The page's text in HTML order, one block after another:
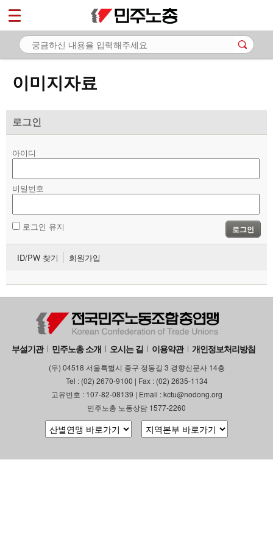
이미지자료
로그인
아이디
비밀번호
로그인 유지 로그인
ID/PW 찾기 회원가입
부설기관 민주노총 소개 오시는 길 이용약관 개인정보처리방침
(우) 04518 서울특별시 중구 정동길 3 경향신문사 14층
Tel : (02) 2670-9100 | Fax : (02) 2635-1134
고유번호 : 107-82-08139 | Email : kctu@nodong.org
민주노총 노동상담 1577-2260
마이페이지
소개
노동상담
자료
- 미디어자료
- 카드뉴스
부설기관